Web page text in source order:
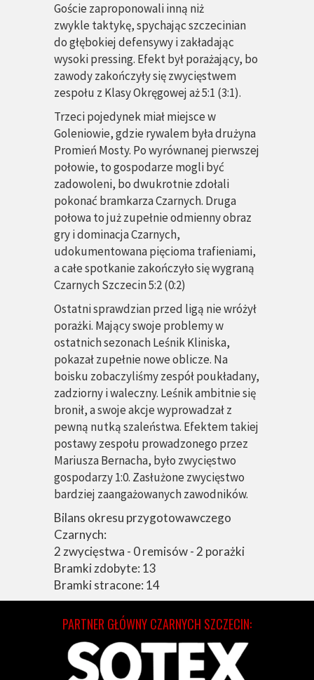
Goście zaproponowali inną niż
zwykle taktykę, spychając szczecinian
do głębokiej defensywy i zakładając
wysoki pressing. Efekt był porażający, bo
zawody zakończyły się zwycięstwem
zespołu z Klasy Okręgowej aż 5:1 (3:1).
Trzeci pojedynek miał miejsce w
Goleniowie, gdzie rywalem była drużyna
Promień Mosty. Po wyrównanej pierwszej
połowie, to gospodarze mogli być
zadowoleni, bo dwukrotnie zdołali
pokonać bramkarza Czarnych. Druga
połowa to już zupełnie odmienny obraz
gry i dominacja Czarnych,
udokumentowana pięcioma trafieniami,
a całe spotkanie zakończyło się wygraną
Czarnych Szczecin 5:2 (0:2)
Ostatni sprawdzian przed ligą nie wróżył
porażki. Mający swoje problemy w
ostatnich sezonach Leśnik Kliniska,
pokazał zupełnie nowe oblicze. Na
boisku zobaczyliśmy zespół poukładany,
zadziorny i waleczny. Leśnik ambitnie się
bronił, a swoje akcje wyprowadzał z
pewną nutką szaleństwa. Efektem takiej
postawy zespołu prowadzonego przez
Mariusza Bernacha, było zwycięstwo
gospodarzy 1:0. Zasłużone zwycięstwo
bardziej zaangażowanych zawodników.
Bilans okresu przygotowawczego
Czarnych:
2 zwycięstwa - 0 remisów - 2 porażki
Bramki zdobyte: 13
Bramki stracone: 14
PARTNER GŁÓWNY CZARNYCH SZCZECIN: